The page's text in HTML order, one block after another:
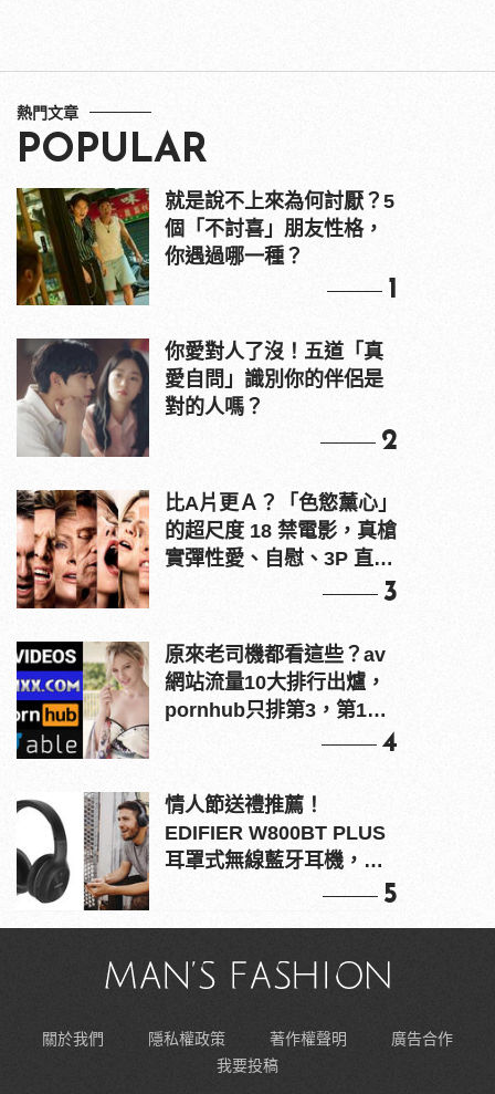
熱門文章
POPULAR
就是說不上來為何討厭？5
個「不討喜」朋友性格，
你遇過哪一種？
1
你愛對人了沒！五道「真
愛自問」識別你的伴侶是
對的人嗎？
2
比A片更Ａ？「色慾薰心」
的超尺度 18 禁電影，真槍
實彈性愛、自慰、3P 直接
3
原來老司機都看這些？av
網站流量10大排行出爐，
pornhub只排第3，第1名
4
情人節送禮推薦！
EDIFIER W800BT PLUS
耳罩式無線藍牙耳機，在
5
關於我們 隱私權政策 著作權聲明
廣告合作
我要投稿